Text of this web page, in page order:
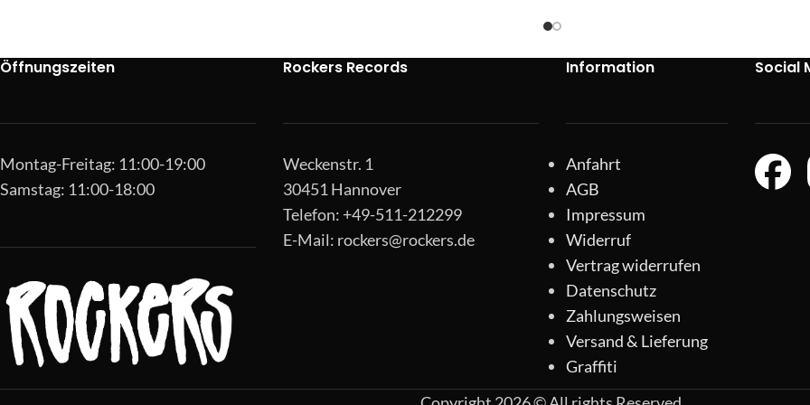
Öffnungszeiten
Montag-Freitag: 11:00-19:00
Samstag: 11:00-18:00
Rockers Records
Weckenstr. 1
30451 Hannover
Telefon: +49-511-212299
E-Mail: rockers@rockers.de
Information
Anfahrt
AGB
Impressum
Widerruf
Vertrag widerrufen
Datenschutz
Zahlungsweisen
Versand & Lieferung
Graffiti
Social